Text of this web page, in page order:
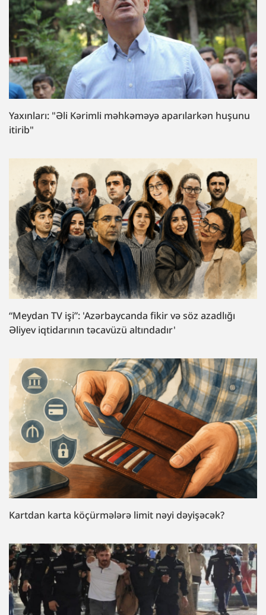
Yaxınları: "Əli Kərimli məhkəməyə aparılarkən huşunu
itirib"
“Meydan TV işi”: 'Azərbaycanda fikir və söz azadlığı
Əliyev iqtidarının təcavüzü altındadır'
Kartdan karta köçürmələrə limit nəyi dəyişəcək?